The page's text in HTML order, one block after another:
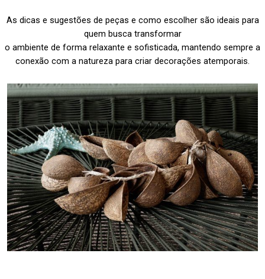
As dicas e sugestões de peças e como escolher são ideais para
quem busca transformar
o ambiente de forma relaxante e sofisticada, mantendo sempre a
conexão com a natureza para criar decorações atemporais.